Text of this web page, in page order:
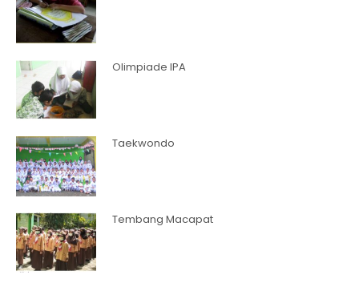
Olimpiade IPA
Taekwondo
Tembang Macapat